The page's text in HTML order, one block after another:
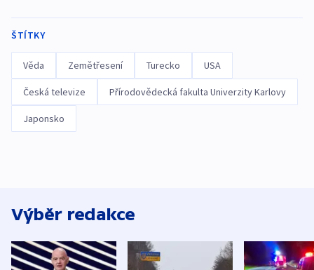
ŠTÍTKY
Věda Zemětřesení Turecko USA
Česká televize Přírodovědecká fakulta Univerzity Karlovy
Japonsko
Výběr redakce